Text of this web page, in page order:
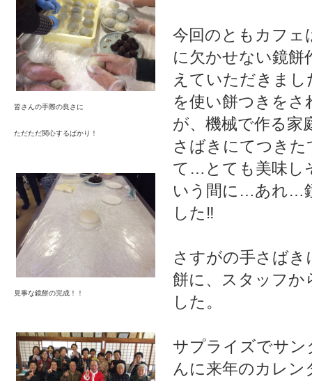
皆さんの手際の良さに
ただただ関心するばかり！
見事な鏡餅の完成！！
今回のともカフェ
に欠かせない鏡餅
えていただきま
を使い餅つきを
が、機械で作る家
さばきにてつき
て…とても美味し
いう間に…あれ…
した‼
さすがの手さば
餅に、スタッフか
した。
サプライズでサン
んに来年のカレ